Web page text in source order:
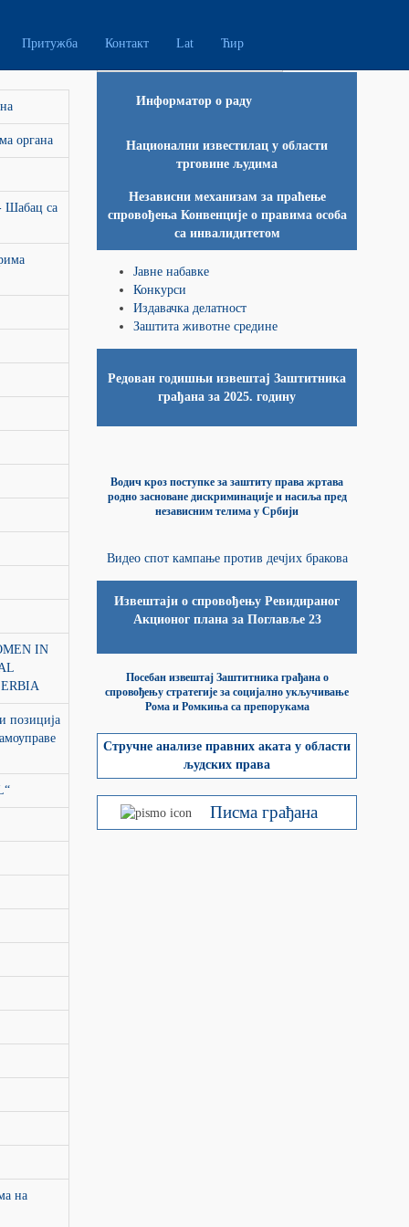
Притужба Контакт Lat Ћир
органа
Шабац са
IN
позиција
на
Информатор о раду
Национални известилац у области
трговине људима
Независни механизам за праћење
спровођења Конвенције о правима особа
са инвалидитетом
Јавне набавке
Конкурси
Издавачка делатност
Заштита животне средине
Редован годишњи извештај Заштитника
грађана за 2025. годину
Водич кроз поступке за заштиту права жртава
родно засноване дискриминације и насиља пред
независним телима у Србији
Видео спот кампање против дечјих бракова
Извештаји о спровођењу Ревидираног
Акционог плана за Поглавље 23
Посебан извештај Заштитника грађана о
спровођењу стратегије за социјално укључивање
Рома и Ромкиња са препорукама
Стручне анализе правних аката у области
људских права
Писма грађана